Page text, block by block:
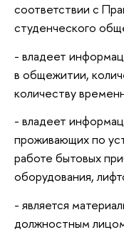
соответствии с
студенческого
- владеет
в общежитии,
количеству
- владеет
проживающих по
работе бытовых
оборудования,
- является
должностным